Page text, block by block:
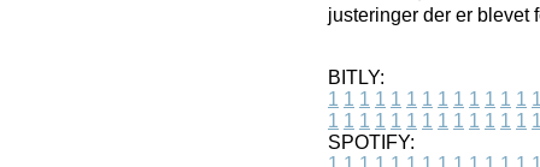
justeringer der er blevet
BITLY:
1 1 1 1 1 1 1 1 1 1 1 1 1 1
1 1 1 1 1 1 1 1 1 1 1 1 1 1
SPOTIFY: